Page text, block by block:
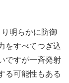
明らかに防御
をすべてつぎ込
ですが一斉発射
る可能性もある